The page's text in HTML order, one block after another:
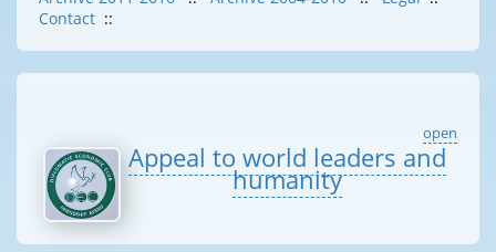
Contact ::
open
Appeal to world leaders and
humanity